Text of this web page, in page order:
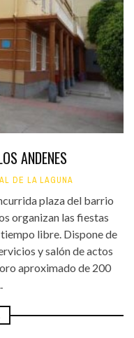
ANDENES
DE LA LAGUNA
plaza del barrio
organizan las fiestas
libre. Dispone de
y salón de actos
aproximado de 200